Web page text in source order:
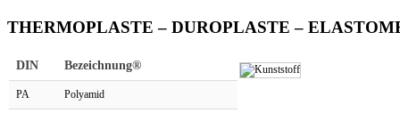
THERMOPLASTE – DUROPLASTE –
DIN Bezeichnung®
PA Polyamid